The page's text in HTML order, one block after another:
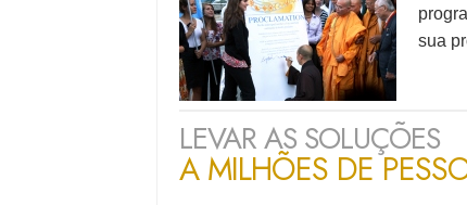
sua
LEVAR AS SOLUÇÕES
A MILHÕES DE